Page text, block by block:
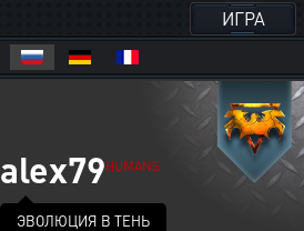
ИГРА
alex79HUMANS
ЭВОЛЮЦИЯ В ТЕНЬ